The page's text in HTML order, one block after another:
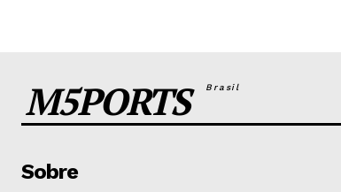
M5PORTSBrasil
Sobre